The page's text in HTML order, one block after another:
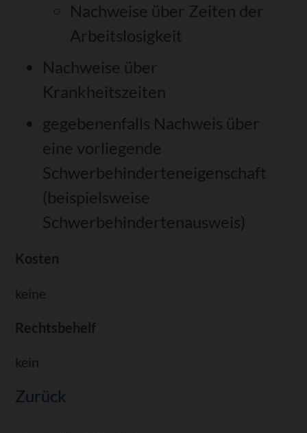
Nachweise über Zeiten der
Arbeitslosigkeit
Nachweise über
Krankheitszeiten
gegebenenfalls Nachweis über
eine vorliegende
Schwerbehinderteneigenschaft
(beispielsweise
Schwerbehindertenausweis)
Kosten
keine
Rechtsbehelf
kein
Zurück